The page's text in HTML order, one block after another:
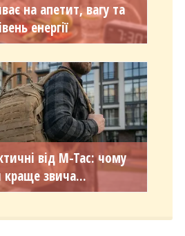
на апетит, вагу та
енергії
від M-Tac: чому
краще звича...